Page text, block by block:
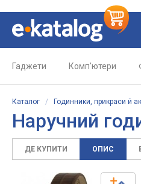
Гаджети Комп'ютери
Каталог / Годинники, прикраси й
Наручний
ДЕ КУПИТИ ОПИС